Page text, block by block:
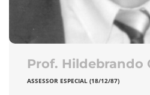
Prof. Hildebrando
ASSESSOR ESPECIAL (18/12/87)